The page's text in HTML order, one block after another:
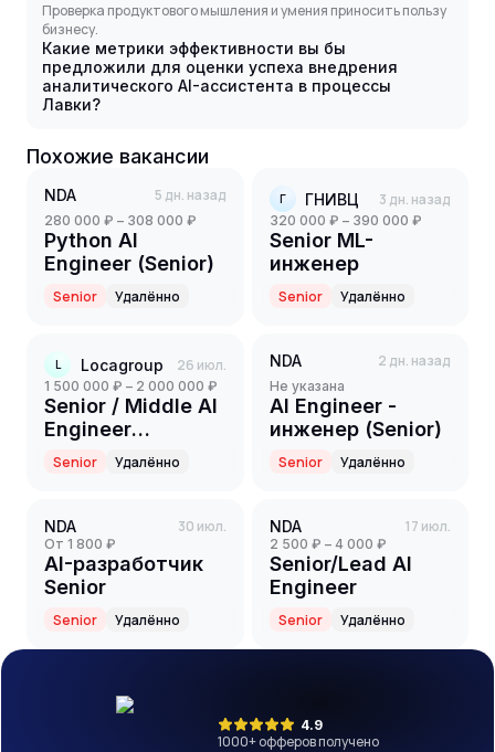
Проверка продуктового мышления и умения приносить пользу
бизнесу.
Какие метрики эффективности вы бы
предложили для оценки успеха внедрения
аналитического AI-ассистента в процессы
Лавки?
Похожие вакансии
NDA 5 дн. назад
280 000 ₽ – 308 000 ₽
Python AI
Engineer (Senior)
Senior Удалённо
Г ГНИВЦ 3 дн. назад
320 000 ₽ – 390 000 ₽
Senior ML-
инженер
Senior Удалённо
L Locagroup 26 июл.
1 500 000 ₽ – 2 000 000 ₽
Senior / Middle AI
Engineer
(Computer Vision)
Senior Удалённо
NDA 2 дн. назад
Не указана
AI Engineer -
инженер (Senior)
Senior Удалённо
NDA 30 июл.
от 1 800 ₽
AI-разработчик
Senior
Senior Удалённо
NDA 17 июл.
2 500 ₽ – 4 000 ₽
Senior/Lead AI
Engineer
Senior Удалённо
4.9
1000+ офферов получено